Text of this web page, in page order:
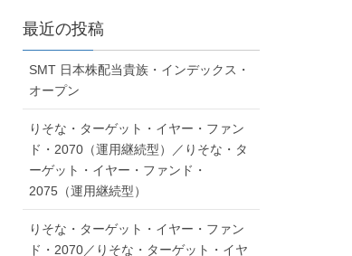
最近の投稿
SMT 日本株配当貴族・インデックス・
オープン
りそな・ターゲット・イヤー・ファン
ド・2070（運用継続型）／りそな・タ
ーゲット・イヤー・ファンド・
2075（運用継続型）
りそな・ターゲット・イヤー・ファン
ド・2070／りそな・ターゲット・イヤ